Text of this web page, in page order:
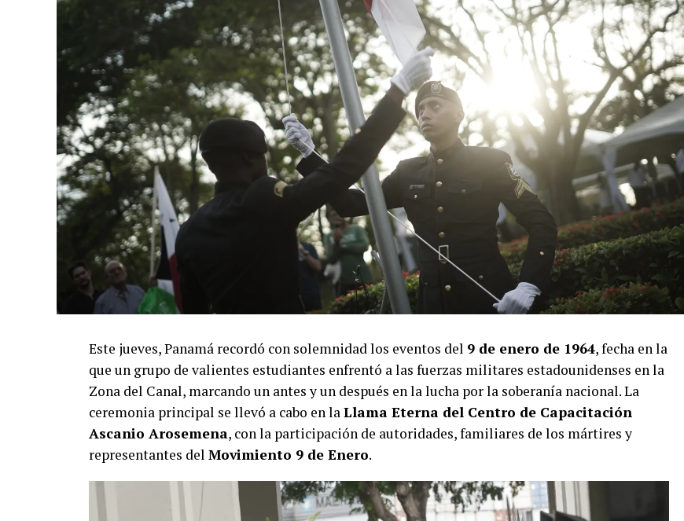
Este jueves, Panamá recordó con solemnidad los eventos del 9 de enero de 1964, fecha en la
que un grupo de valientes estudiantes enfrentó a las fuerzas militares estadounidenses en la
Zona del Canal, marcando un antes y un después en la lucha por la soberanía nacional. La
ceremonia principal se llevó a cabo en la Llama Eterna del Centro de Capacitación
Ascanio Arosemena, con la participación de autoridades, familiares de los mártires y
representantes del Movimiento 9 de Enero.